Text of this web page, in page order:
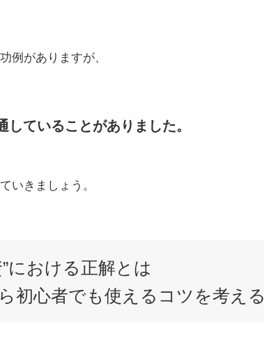
例がありますが、
していることがありました。
いきましょう。
”における正解とは
初心者でも使えるコツを考える